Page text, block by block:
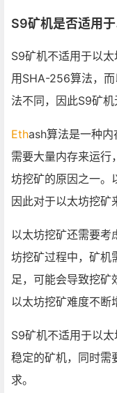
S9矿机是否适用于
S9矿机不适用于以
用SHA-256算法，
法不同，因此S9矿机
Ethash算法是一种
需要大量内存来运行
坊挖矿的原因之一。
因此对于以太坊挖矿
以太坊挖矿还需要考
坊挖矿过程中，矿机
足，可能会导致挖矿
以太坊挖矿难度不断
S9矿机不适用于以
稳定的矿机，同时需
求。